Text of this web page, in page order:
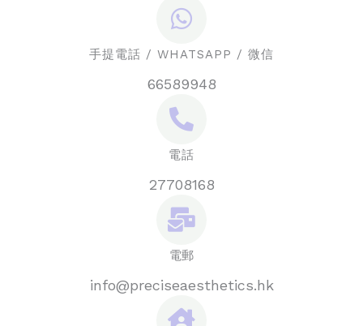
手提電話 / WHATSAPP / 微信
66589948
電話
27708168
電郵
info@preciseaesthetics.hk